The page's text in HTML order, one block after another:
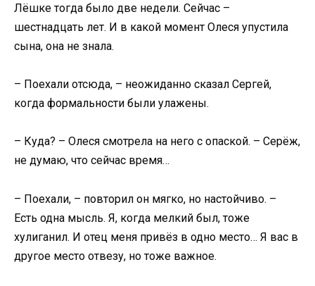
Лёшке тогда было две недели. Сейчас –
шестнадцать лет. И в какой момент Олеся упустила
сына, она не знала.
– Поехали отсюда, – неожиданно сказал Сергей,
когда формальности были улажены.
– Куда? – Олеся смотрела на него с опаской. – Серёж,
не думаю, что сейчас время…
– Поехали, – повторил он мягко, но настойчиво. –
Есть одна мысль. Я, когда мелкий был, тоже
хулиганил. И отец меня привёз в одно место… Я вас в
другое место отвезу, но тоже важное.